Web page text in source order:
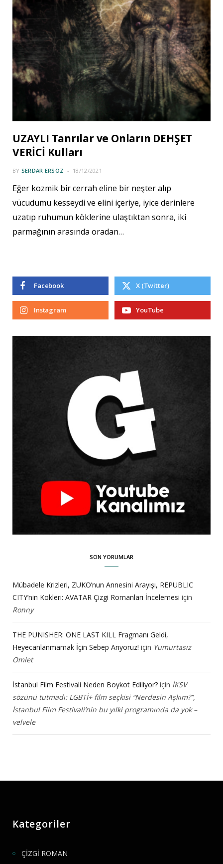
UZAYLI Tanrılar ve Onların DEHŞET
VERİCİ Kulları
BY SERDAR ERSÖZ 18/12/2021
Eğer kozmik bir cerrah eline bir neşter alıp
vücudumu kesseydi ve elini içeriye, iyice derinlere
uzatıp ruhumun köklerine ulaştıktan sonra, iki
parmağının arasında oradan…
Facebook X (Twitter)
Instagram YouTube
SON YORUMLAR
Mübadele Krizleri, ZUKO’nun Annesini Arayışı, REPUBLIC
CITY’nin Kökleri: AVATAR Çizgi Romanları İncelemesi için
Ronny
THE PUNISHER: ONE LAST KILL Fragmanı Geldi,
Heyecanlanmamak İçin Sebep Arıyoruz! için Yumurtasız
Omlet
İstanbul Film Festivali Neden Boykot Ediliyor? için İKSV
sözünü tutmadı: LGBTİ+ film seçkisi “Nerdesin Aşkım?”,
İstanbul Film Festivali’nin bu yılki programında da yok –
velvele
Kategoriler
ÇİZGİ ROMAN